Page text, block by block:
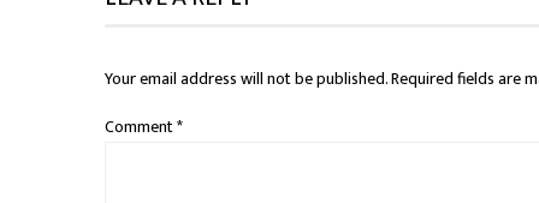
Your email address will not be published.Required fields are
Comment*